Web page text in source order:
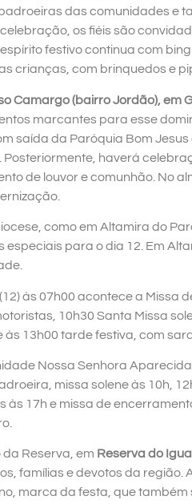
das comunidades e
os fiéis são
festivo continua com
crianças, com brinquedos e
Camargo (bairro Jordão), em
marcantes para esse
saída da Paróquia Bom
haverá
de louvor e comunhão. No
como em Altamira do
para o dia 12. Em
(12) às 07h00 acontece a
10h30 Santa Missa
13h00 tarde festiva, com
Nossa Senhora
missa solene às 10h,
às 17h e missa de
da Reserva, em Reserva do
famílias e devotos da
marca da festa, que